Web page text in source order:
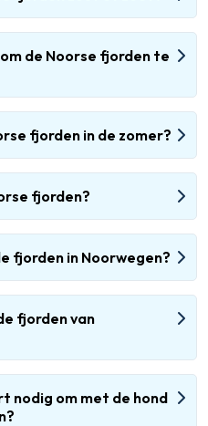
de Noorse fjorden te
fjorden in de zomer?
fjorden?
fjorden in Noorwegen?
fjorden van
nodig om met de hond